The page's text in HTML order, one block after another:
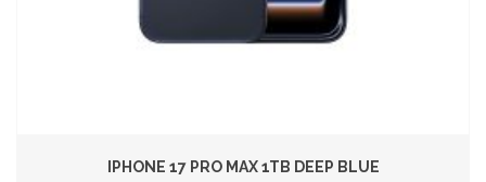
IPHONE 17 PRO MAX 1TB DEEP BLUE